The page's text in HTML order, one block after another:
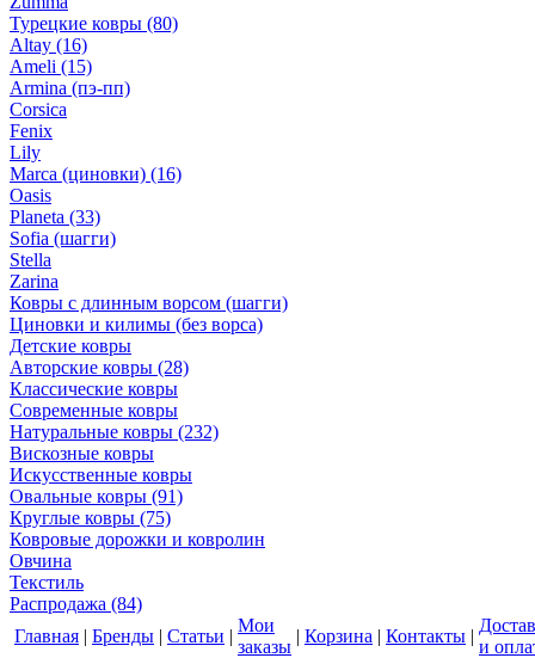
Турецкие ковры (80)
Altay (16)
Ameli (15)
Armina (пэ-пп)
Corsica
Fenix
Lily
Marca (циновки) (16)
Oasis
Planeta (33)
Sofia (шагги)
Stella
Zarina
Ковры с длинным ворсом (шагги)
Циновки и килимы (без ворса)
Детские ковры
Авторские ковры (28)
Классические ковры
Современные ковры
Натуральные ковры (232)
Вискозные ковры
Искусственные ковры
Овальные ковры (91)
Круглые ковры (75)
Ковровые дорожки и ковролин
Овчина
Текстиль
Распродажа (84)
Главная | Бренды | Статьи |
Мои
заказы
| Корзина | Контакты |
и